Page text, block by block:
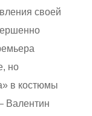
своей
но
в костюмы
Валентин